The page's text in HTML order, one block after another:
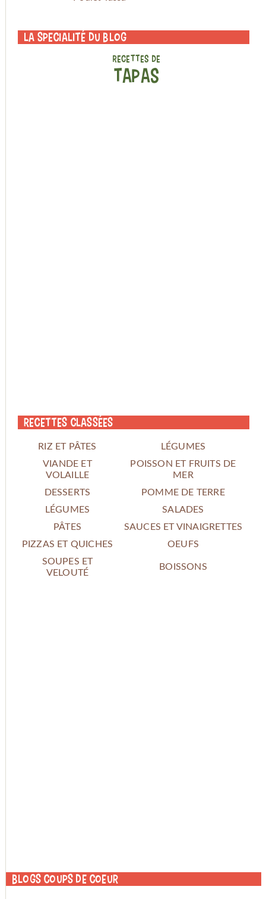
La specialité du blog
RECETTES DE
TAPAS
Recettes classées
RIZ ET PÂTES
LÉGUMES
VIANDE ET
VOLAILLE
POISSON ET FRUITS DE
MER
DESSERTS
POMME DE TERRE
LÉGUMES
SALADES
PÂTES
SAUCES ET VINAIGRETTES
PIZZAS ET QUICHES
OEUFS
SOUPES ET
VELOUTÉ
BOISSONS
Blogs coups de coeur